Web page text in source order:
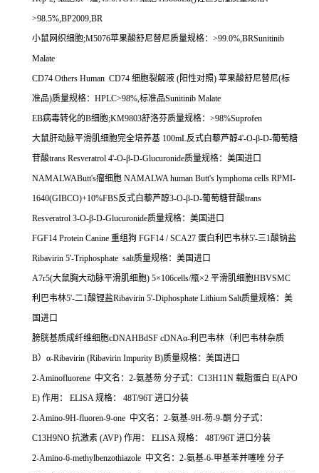
>98.5%,BP2009,BR
小鼠网织细胞;M5076苹果酸舒尼替尼质量规格： >99.0%,BRSunitinib
Malate
CD74 Others Human CD74 细胞裂解液 (阳性对照) 苹果酸舒尼替尼(标
准品)质量规格： HPLC>98%,标准品Sunitinib Malate
EB病毒转化的B细胞;KM9803舒洛芬质量规格： >98%Suprofen
大鼠肝动脉平滑肌细胞完全培养基 100mL反式白藜芦醇4'-O-β-D-葡萄糖
苷酸trans Resveratrol 4'-O-β-D-Glucuronide质量规格：美国进口
NAMALWAButt's瘤细胞 NAMALWA human Butt's lymphoma cells RPMI-
1640(GIBCO)+10%FBS反式白藜芦醇3-O-β-D-葡萄糖苷酸trans
Resveratrol 3-O-β-D-Glucuronide质量规格：美国进口
FGF14 Protein Canine 重组狗 FGF14 / SCA27 蛋白利巴韦林5'-三1酸钠盐
Ribavirin 5'-Triphosphate salt质量规格：美国进口
A7r5(大鼠胸大动脉平滑肌细胞) 5×106cells/瓶×2 平滑肌细胞HBVSMC
利巴韦林5'-二1酸锂盐Ribavirin 5'-Diphosphate Lithium Salt质量规格：美
国进口
膀胱基质成纤维细胞cDNAHBdSF cDNAα-利巴韦林（利巴韦林杂质
B）α-Ribavirin (Ribavirin Impurity B)质量规格：美国进口
2-Aminofluorene 中文名： 2-氨基芴 分子式： C13H11N 载脂蛋白 E(APO
E) 作用： ELISA规格： 48T/96T进口分装
2-Amino-9H-fluoren-9-one 中文名： 2-氨基-9H-芴-9-酮 分子式：
C13H9NO 抗激素 (AVP) 作用： ELISA规格： 48T/96T进口分装
2-Amino-6-methylbenzothiazole 中文名： 2-氨基-6-甲基苯并噻唑 分子